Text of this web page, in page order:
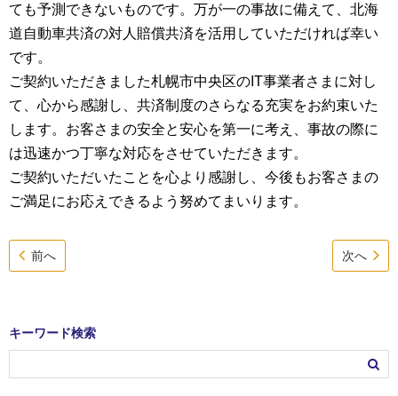
ても予測できないものです。万が一の事故に備えて、北海
道自動車共済の対人賠償共済を活用していただければ幸い
です。
ご契約いただきました札幌市中央区のIT事業者さまに対し
て、心から感謝し、共済制度のさらなる充実をお約束いた
します。お客さまの安全と安心を第一に考え、事故の際に
は迅速かつ丁寧な対応をさせていただきます。
ご契約いただいたことを心より感謝し、今後もお客さまの
ご満足にお応えできるよう努めてまいります。
前へ 次へ
キーワード検索